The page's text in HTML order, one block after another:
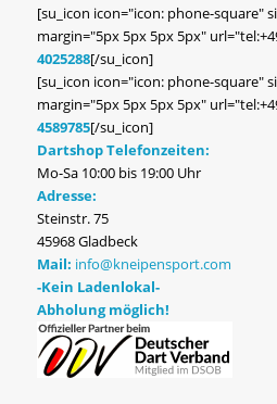
[su_icon icon="icon: phone-square"
margin="5px 5px 5px 5px"
4025288[/su_icon]
[su_icon icon="icon: phone-square"
margin="5px 5px 5px 5px"
4589785[/su_icon]
Dartshop Telefonzeiten:
Mo-Sa 10:00 bis 19:00 Uhr
Adresse:
Steinstr. 75
45968 Gladbeck
Mail: info@kneipensport.com
-Kein Ladenlokal-
Abholung möglich!